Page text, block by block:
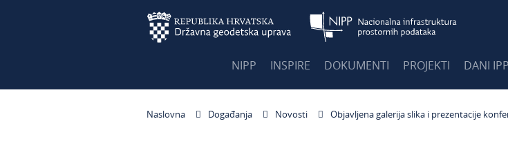
NIPP INSPIRE DOKUMENTI PROJEKTI DANI
Naslovna Događanja Novosti Objavljena galerija slika i prezentacije